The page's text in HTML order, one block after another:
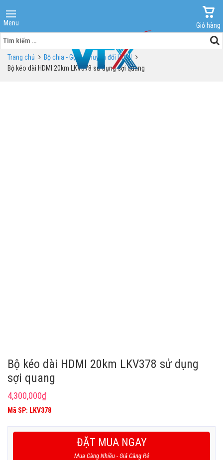
Menu
Giỏ hàng
Tìm
kiếm
cho:Trang chủ
Bộ chia - Gộp - Chuyển đổi HDMI
Bộ kéo dài HDMI 20km LKV378 sử dụng sợi quang
Bộ kéo dài HDMI 20km LKV378 sử dụng
sợi quang
4,300,000₫
Mã SP: LKV378
ĐẶT MUA NGAY
Mua Càng Nhiều - Giá Càng Rẻ